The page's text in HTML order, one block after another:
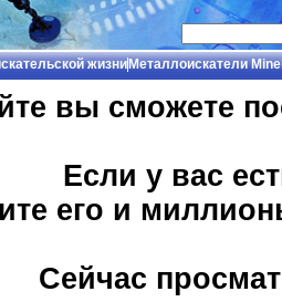
жизниМеталлоискатели
вы сможете
Если у вас
его и
Сейчас